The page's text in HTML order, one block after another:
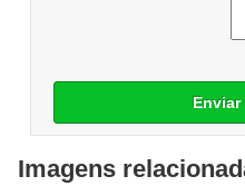
Imagens